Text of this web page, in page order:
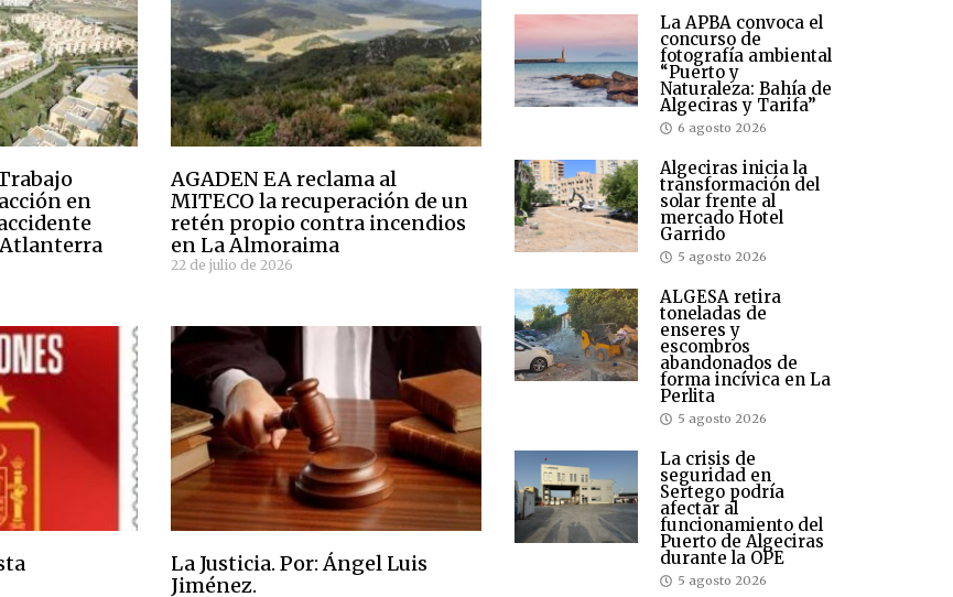
en
AGADEN EA reclama al
MITECO la recuperación de un
retén propio contra incendios
en La Almoraima
22 de julio de 2026
La Justicia. Por: Ángel Luis
Jiménez.
La APBA convoca el
concurso de
fotografía ambiental
“Puerto y
Naturaleza: Bahía de
Algeciras y Tarifa”
6 agosto 2026
Algeciras inicia la
transformación del
solar frente al
mercado Hotel
Garrido
5 agosto 2026
ALGESA retira
toneladas de
enseres y
escombros
abandonados de
forma incívica en La
Perlita
5 agosto 2026
La crisis de
seguridad en
Sertego podría
afectar al
funcionamiento del
Puerto de Algeciras
durante la OPE
5 agosto 2026